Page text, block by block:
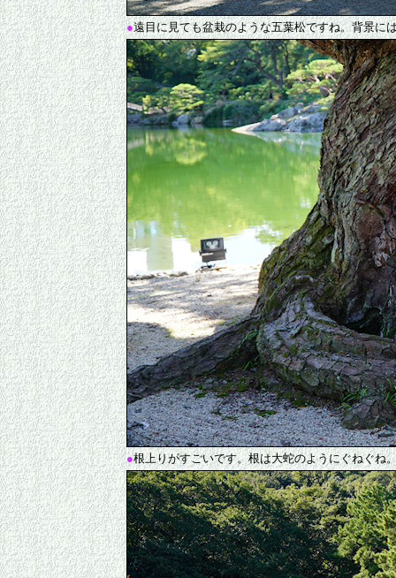
●遠目に見ても盆栽のような五葉松ですね。背景に
●根上りがすごいです。根は大蛇のようにぐねぐね